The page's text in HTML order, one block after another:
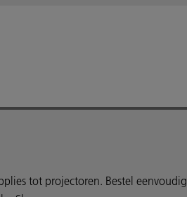
tot projectoren. Bestel eenvoudig